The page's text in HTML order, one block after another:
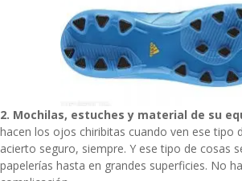
2. Mochilas, estuches y material de su
hacen los ojos chiribitas cuando ven ese tipo
acierto seguro, siempre. Y ese tipo de cosas
papelerías hasta en grandes superficies. No